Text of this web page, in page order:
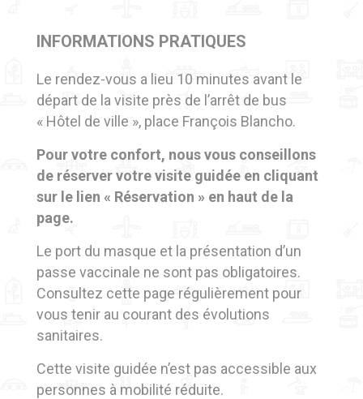
INFORMATIONS PRATIQUES
Le rendez-vous a lieu 10 minutes avant le
départ de la visite près de l’arrêt de bus
« Hôtel de ville », place François Blancho.
Pour votre confort, nous vous conseillons
de réserver votre visite guidée en cliquant
sur le lien « Réservation » en haut de la
page.
Le port du masque et la présentation d’un
passe vaccinale ne sont pas obligatoires.
Consultez cette page régulièrement pour
vous tenir au courant des évolutions
sanitaires.
Cette visite guidée n’est pas accessible aux
personnes à mobilité réduite.